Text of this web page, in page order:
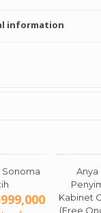
information
Sonoma
999,000Current
ON
Anya
Kabinet
(Free